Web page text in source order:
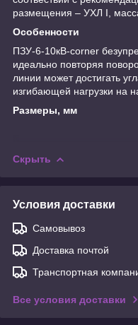
размещения – УХЛ I,
Особенности
ПЗУ-6-10кВ-corner
идеально повторяя
линии может достигать
изгибающей нагрузки на
Размеры, мм
Скрыть
Условия доставки
Самовывоз
Доставка почтой
Транспортная
Все условия доставки